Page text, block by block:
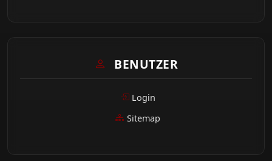
BENUTZER
Login
Sitemap